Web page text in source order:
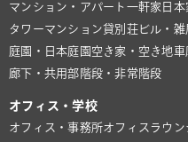
マンション・アパート 一軒家 日
タワーマンション貸別荘ビル・雑
庭園・日本庭園 空き家・空き地
廊下・共用部 階段・非常階段
オフィス・学校
オフィス・事務所オフィスラウン